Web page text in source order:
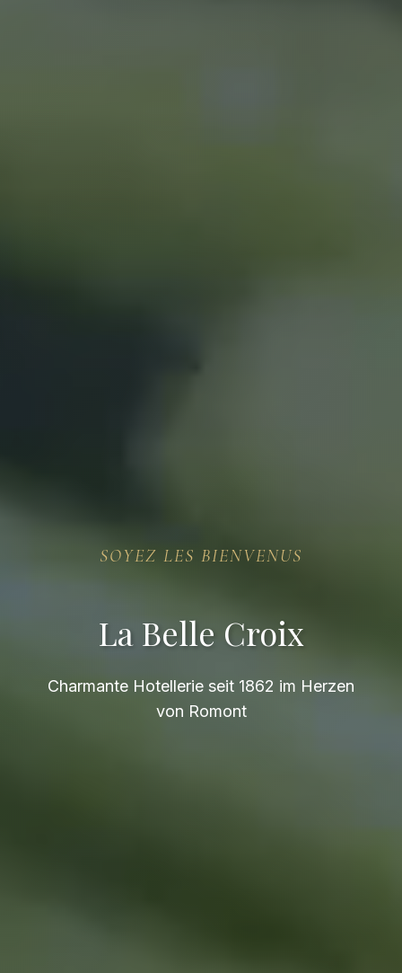
SOYEZ LES BIENVENUS
La Belle Croix
Charmante Hotellerie seit 1862 im Herzen
von Romont